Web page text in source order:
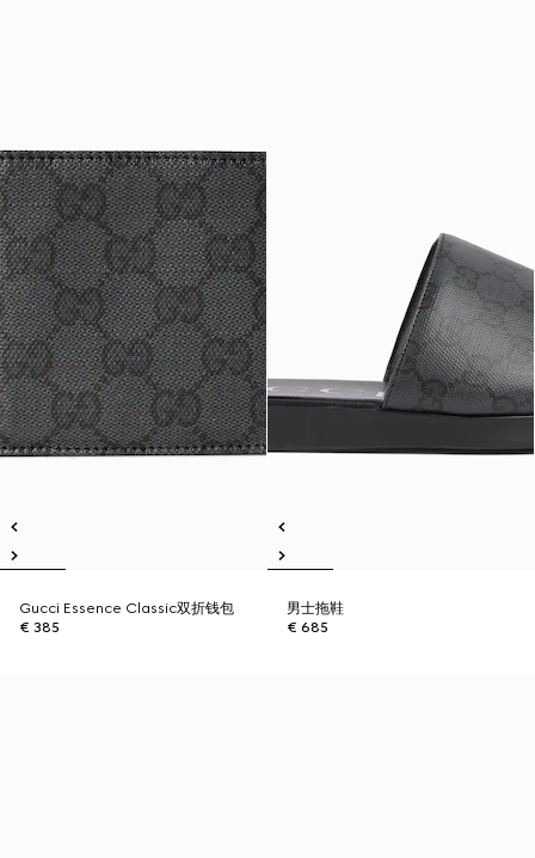
Gucci Essence Classic双折钱包
€ 385
男士拖鞋
€ 685